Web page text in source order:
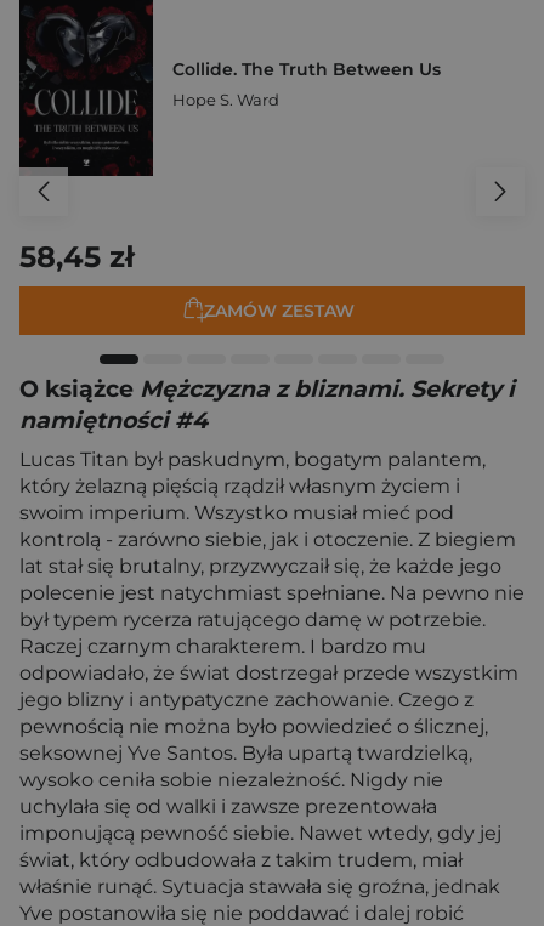
Collide. The Truth Between Us
Hope S. Ward
58,45 zł
ZAMÓW ZESTAW
O książce Mężczyzna z bliznami. Sekrety i
namiętności #4
Lucas Titan był paskudnym, bogatym palantem,
który żelazną pięścią rządził własnym życiem i
swoim imperium. Wszystko musiał mieć pod
kontrolą - zarówno siebie, jak i otoczenie. Z biegiem
lat stał się brutalny, przyzwyczaił się, że każde jego
polecenie jest natychmiast spełniane. Na pewno nie
był typem rycerza ratującego damę w potrzebie.
Raczej czarnym charakterem. I bardzo mu
odpowiadało, że świat dostrzegał przede wszystkim
jego blizny i antypatyczne zachowanie. Czego z
pewnością nie można było powiedzieć o ślicznej,
seksownej Yve Santos. Była upartą twardzielką,
wysoko ceniła sobie niezależność. Nigdy nie
uchylała się od walki i zawsze prezentowała
imponującą pewność siebie. Nawet wtedy, gdy jej
świat, który odbudowała z takim trudem, miał
właśnie runąć. Sytuacja stawała się groźna, jednak
Yve postanowiła się nie poddawać i dalej robić